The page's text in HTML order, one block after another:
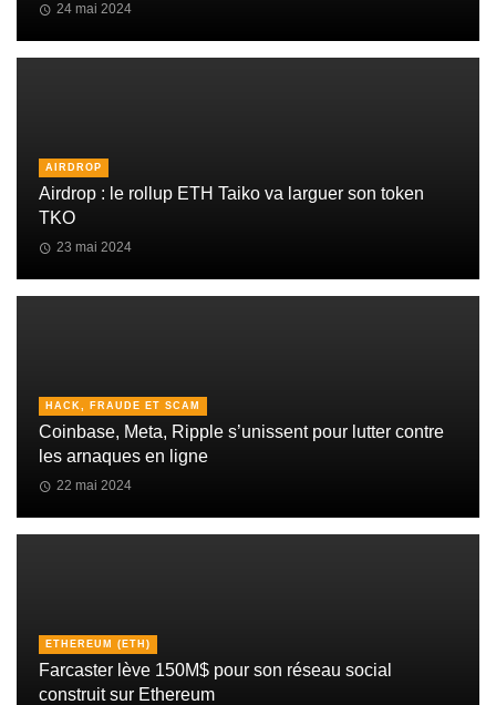
24 mai 2024
AIRDROP
Airdrop : le rollup ETH Taiko va larguer son token
TKO
23 mai 2024
HACK, FRAUDE ET SCAM
Coinbase, Meta, Ripple s’unissent pour lutter contre
les arnaques en ligne
22 mai 2024
ETHEREUM (ETH)
Farcaster lève 150M$ pour son réseau social
construit sur Ethereum